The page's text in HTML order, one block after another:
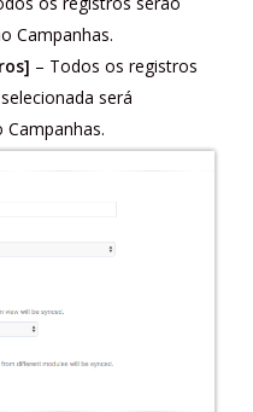
Campanhas.
– Todos os registros
será